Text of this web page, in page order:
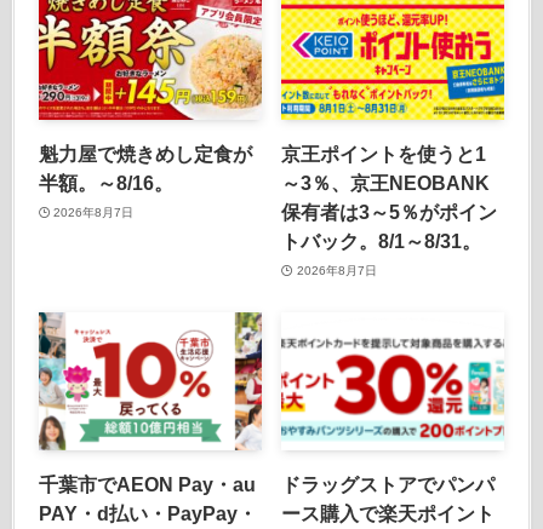
魁力屋で焼きめし定食が
半額。～8/16。
2026年8月7日
京王ポイントを使うと1
～3％、京王NEOBANK
保有者は3～5％がポイン
トバック。8/1～8/31。
2026年8月7日
千葉市でAEON Pay・au
PAY・d払い・PayPay・
ドラッグストアでパンパ
ース購入で楽天ポイント